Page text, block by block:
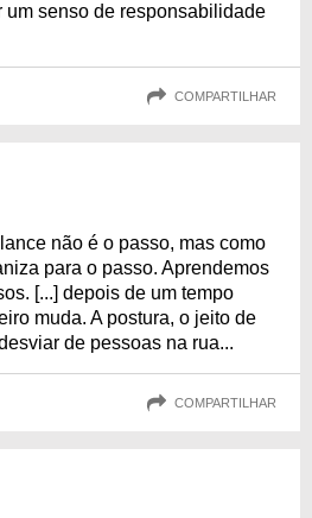
um senso de responsabilidade
COMPARTILHAR
não é o passo, mas como
para o passo. Aprendemos
[...] depois de um tempo
muda. A postura, o jeito de
de pessoas na rua...
COMPARTILHAR